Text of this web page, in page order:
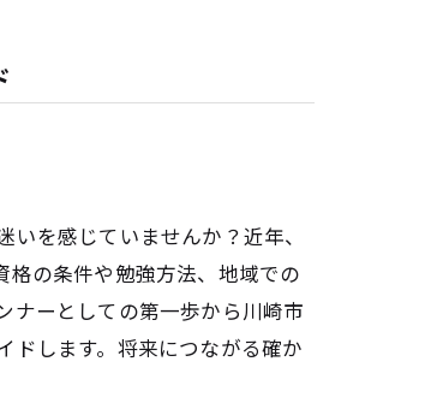
を感じていませんか？近年、
の条件や勉強方法、地域での
ナーとしての第一歩から川崎市
ドします。将来につながる確か